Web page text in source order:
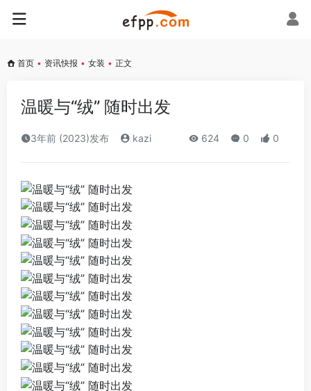
首页 • 资讯快报 • 女装 • 正文
温暖与“绒” 随时出发
3年前 (2023)发布 kazi 624 0 0